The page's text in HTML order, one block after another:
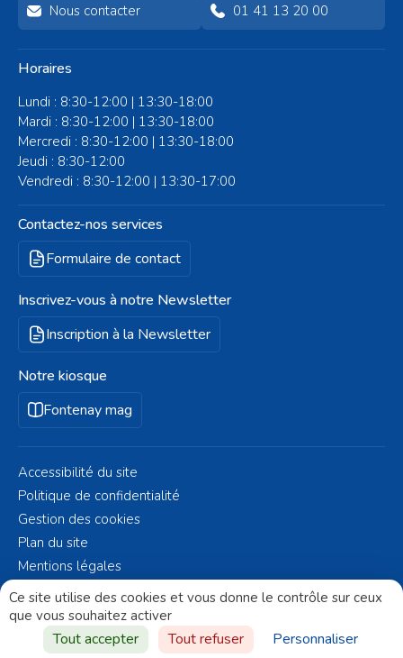
Nous contacter 01 41 13 20 00
Horaires
Lundi : 8:30-12:00 | 13:30-18:00
Mardi : 8:30-12:00 | 13:30-18:00
Mercredi : 8:30-12:00 | 13:30-18:00
Jeudi : 8:30-12:00
Vendredi : 8:30-12:00 | 13:30-17:00
Contactez-nos services
Formulaire de contact
Inscrivez-vous à notre Newsletter
Inscription à la Newsletter
Notre kiosque
Fontenay mag
Mentions légales
Accessibilité du site
Politique de confidentialité
Gestion des cookies
Plan du site
© Fontenay-aux-Roses 2023 - Réalisé par Altelis
Aller vers
le haut
Ce site utilise des cookies et vous donne le contrôle sur ceux
que vous souhaitez activer
Tout accepter Tout refuser Personnaliser